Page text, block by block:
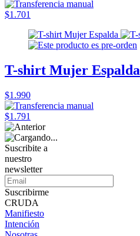
$1.701
T-shirt Mujer Espalda
$1.990
$1.791
Suscribite a
nuestro
newsletter
Suscribirme
CRUDA
Manifiesto
Intención